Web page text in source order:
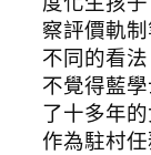
察評價軌
不同的看
不覺得藍
了十多年
作為駐村